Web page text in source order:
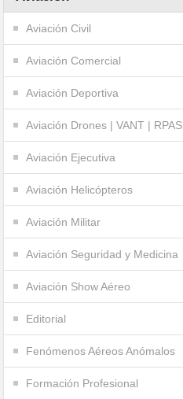
Aviación Civil
Aviación Comercial
Aviación Deportiva
Aviación Drones | VANT | RPAS
Aviación Ejecutiva
Aviación Helicópteros
Aviación Militar
Aviación Seguridad y Medicina
Aviación Show Aéreo
Editorial
Fenómenos Aéreos Anómalos
Formación Profesional